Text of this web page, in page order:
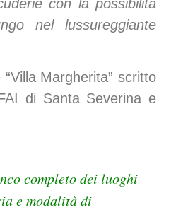
con la possibilità
nel lussureggiante
Margherita” scritto
di Santa Severina e
completo dei luoghi
e modalità di